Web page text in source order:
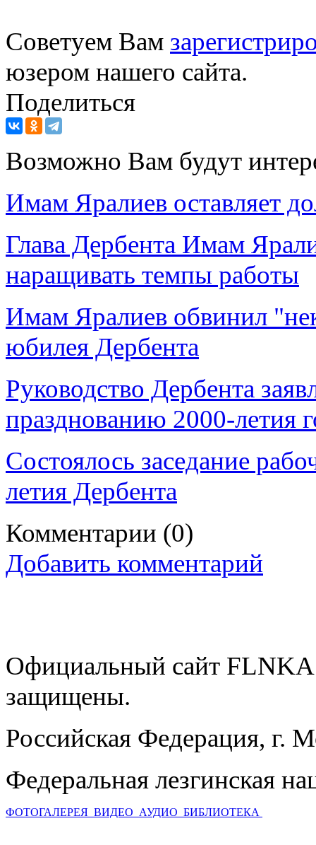
Советуем Вам
юзером нашего сайта.
Поделиться
Возможно Вам будут
Имам Яралиев оставляет
Глава Дербента Имам
наращивать темпы работы
Имам Яралиев обвинил
юбилея Дербента
Руководство Дербента
празднованию 2000-летия
Состоялось заседание
летия Дербента
Комментарии (0)
Добавить комментарий
Официальный сайт
защищены.
Российская Федерация, г.
Федеральная лезгинская
ФОТОГАЛЕРЕЯ ВИДЕО АУДИО БИБЛИОТЕКА